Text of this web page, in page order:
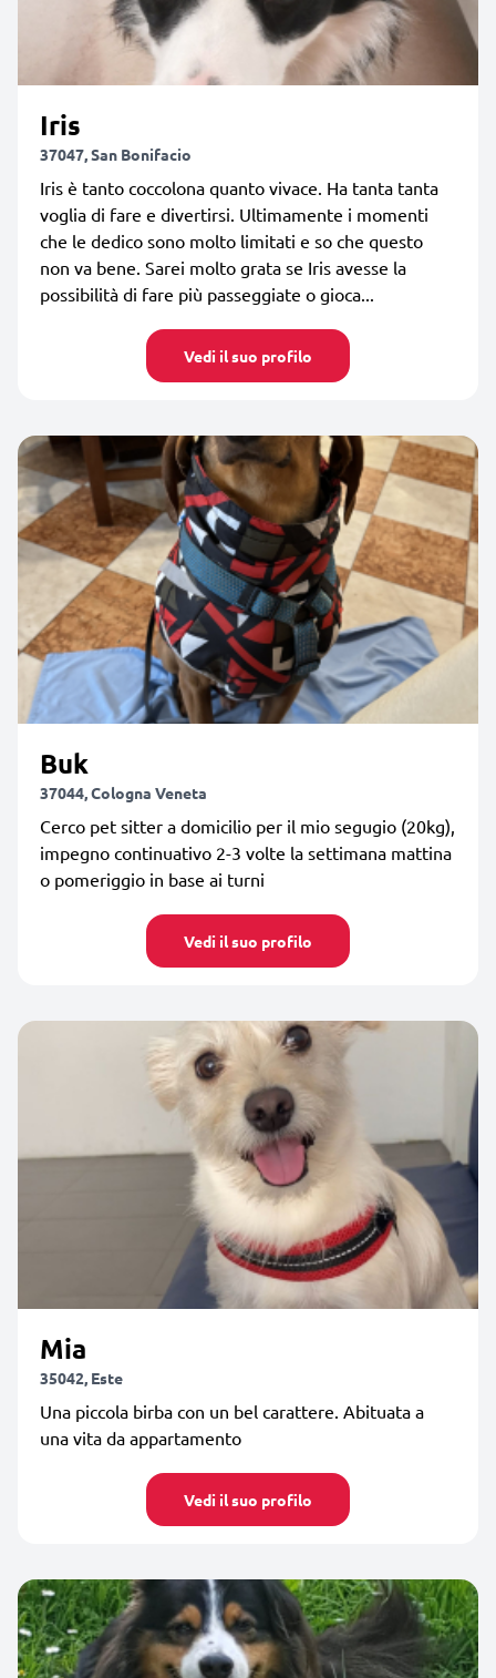
Iris
37047, San Bonifacio
Iris è tanto coccolona quanto vivace. Ha tanta tanta
voglia di fare e divertirsi. Ultimamente i momenti
che le dedico sono molto limitati e so che questo
non va bene. Sarei molto grata se Iris avesse la
possibilità di fare più passeggiate o gioca...
Vedi il suo profilo
Buk
37044, Cologna Veneta
Cerco pet sitter a domicilio per il mio segugio (20kg),
impegno continuativo 2-3 volte la settimana mattina
o pomeriggio in base ai turni
Vedi il suo profilo
Mia
35042, Este
Una piccola birba con un bel carattere. Abituata a
una vita da appartamento
Vedi il suo profilo